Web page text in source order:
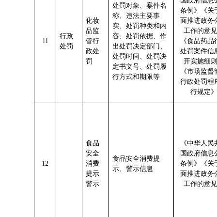
11
行政
处罚
化妆
品监
管行
政处
罚
处罚对象、案件名
称、违法主要事
实、处罚种类和内
容、处罚依据、作
出处罚决定部门、
处罚时间、处罚决
定书文号、处罚履
行方式和期限等
条例》
《关
面推进政务
工作的意
《食品药品
处罚案件信
开实施细
《市场监督
行政处罚程
行规定》
12
食品
安全
消费
提示
警示
食品安全消费提
示、警示信息
《中华人民
国政府信息
条例》《关
面推进政务
工作的意